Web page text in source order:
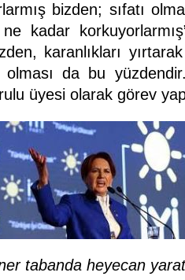
bizden; sıfatı
kadar
karanlıkları
olması da bu
üyesi olarak görev
tabanda heyecan